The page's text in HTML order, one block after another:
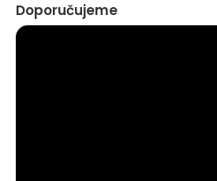
Doporučujeme